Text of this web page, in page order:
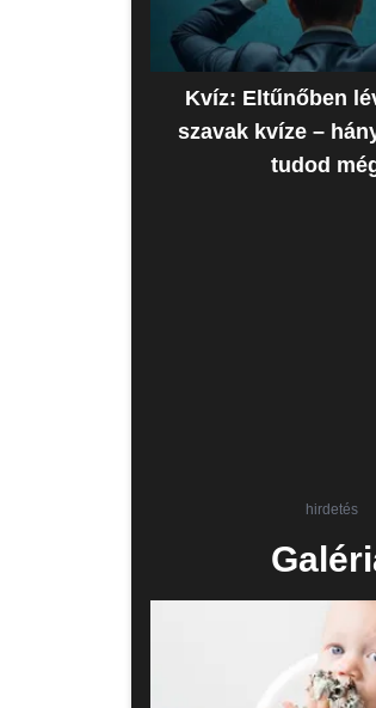
Kvíz: Eltűnőben
szavak kvíze –
tudod
hirdetés